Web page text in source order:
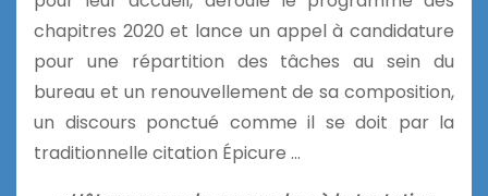
chapitres 2020 et lance un appel à candidature
pour une répartition des tâches au sein du
bureau et un renouvellement de sa composition,
un discours ponctué comme il se doit par la
traditionnelle citation Épicure …